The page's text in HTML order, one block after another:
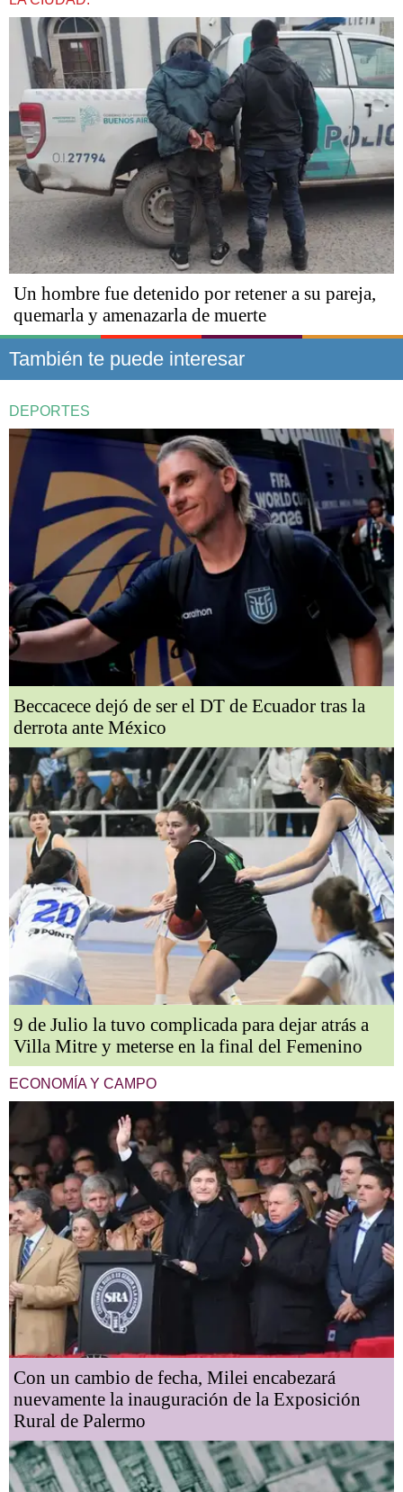
Un hombre fue detenido por retener a su pareja,
quemarla y amenazarla de muerte
También te puede interesar
DEPORTES
Beccacece dejó de ser el DT de Ecuador tras la
derrota ante México
9 de Julio la tuvo complicada para dejar atrás a
Villa Mitre y meterse en la final del Femenino
ECONOMÍA Y CAMPO
Con un cambio de fecha, Milei encabezará
nuevamente la inauguración de la Exposición
Rural de Palermo